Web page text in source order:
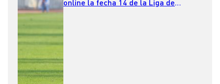
online la fecha 14 de la Liga de